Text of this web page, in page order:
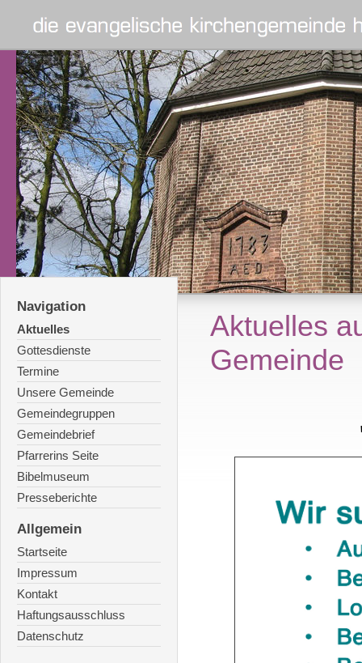
Navigation
Aktuelles
Gottesdienste
Termine
Unsere Gemeinde
Gemeindegruppen
Gemeindebrief
Pfarrerins Seite
Bibelmuseum
Presseberichte
Allgemein
Startseite
Impressum
Kontakt
Haftungsausschluss
Datenschutz
Aktuelles
Gemeinde